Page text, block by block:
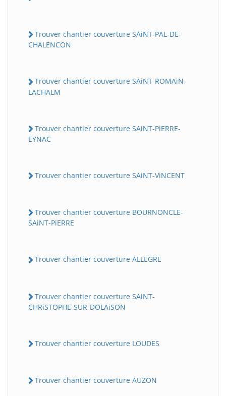
Trouver chantier couverture SAiNT-PAL-DE-
CHALENCON
Trouver chantier couverture SAiNT-ROMAiN-
LACHALM
Trouver chantier couverture SAiNT-PiERRE-
EYNAC
Trouver chantier couverture SAiNT-ViNCENT
Trouver chantier couverture BOURNONCLE-
SAiNT-PiERRE
Trouver chantier couverture ALLEGRE
Trouver chantier couverture SAiNT-
CHRiSTOPHE-SUR-DOLAiSON
Trouver chantier couverture LOUDES
Trouver chantier couverture AUZON